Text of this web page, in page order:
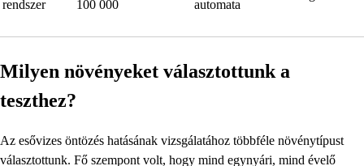
rendszer
100 000
automata
Milyen növényeket választottunk a
teszthez?
Az esővizes öntözés hatásának vizsgálatához többféle növénytípust
választottunk. Fő szempont volt, hogy mind egynyári, mind évelő